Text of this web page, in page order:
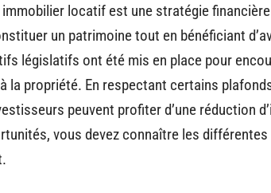
locatif est une stratégie
un patrimoine tout en bénéficiant
législatifs ont été mis en place pour
la propriété. En respectant certains
peuvent profiter d’une réduction
vous devez connaître les